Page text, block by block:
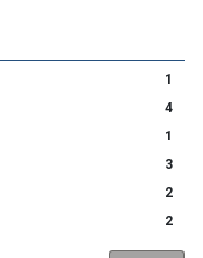
1
4
1
3
2
2